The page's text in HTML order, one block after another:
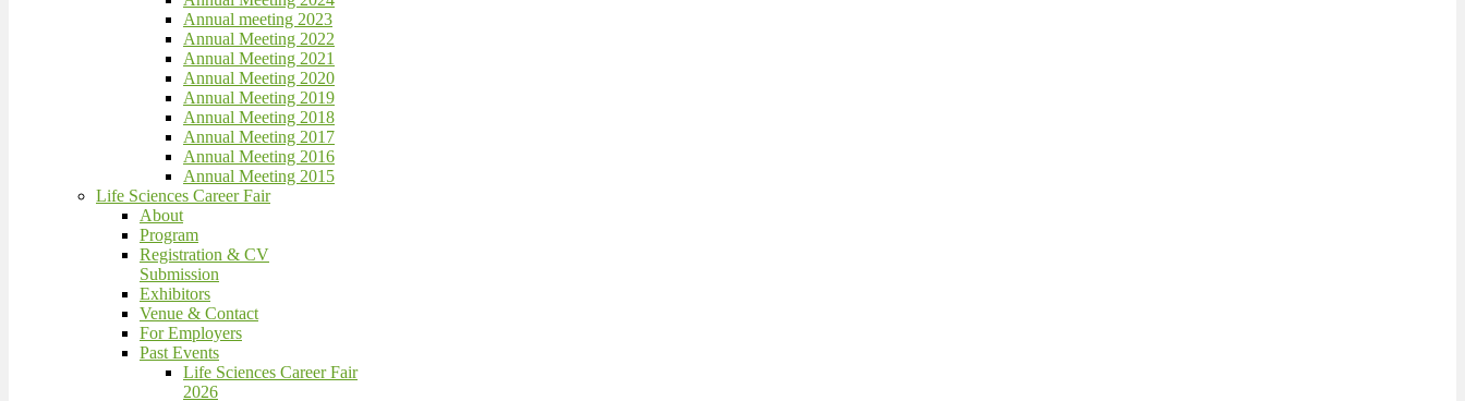
Annual meeting 2023
Annual Meeting 2022
Annual Meeting 2021
Annual Meeting 2020
Annual Meeting 2019
Annual Meeting 2018
Annual Meeting 2017
Annual Meeting 2016
Annual Meeting 2015
Life Sciences Career Fair
About
Program
Registration & CV
Submission
Exhibitors
Venue & Contact
For Employers
Past Events
Life Sciences Career Fair
2026